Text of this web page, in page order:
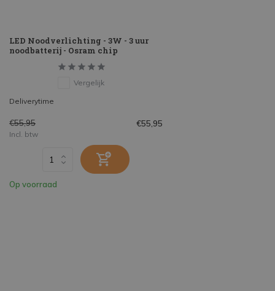
LED Noodverlichting - 3W - 3 uur
noodbatterij - Osram chip
Vergelijk
Deliverytime
€55,95 €55,95
Incl. btw
Op voorraad